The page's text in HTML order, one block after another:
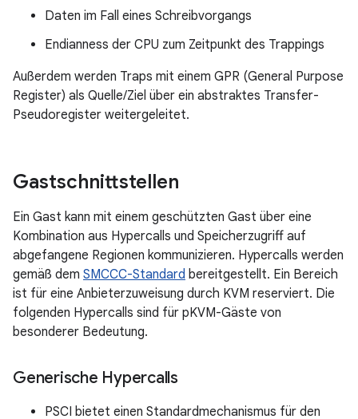
Daten im Fall eines Schreibvorgangs
Endianness der CPU zum Zeitpunkt des Trappings
Außerdem werden Traps mit einem GPR (General Purpose
Register) als Quelle/Ziel über ein abstraktes Transfer-
Pseudoregister weitergeleitet.
Gastschnittstellen
Ein Gast kann mit einem geschützten Gast über eine
Kombination aus Hypercalls und Speicherzugriff auf
abgefangene Regionen kommunizieren. Hypercalls werden
gemäß dem SMCCC-Standard bereitgestellt. Ein Bereich
ist für eine Anbieterzuweisung durch KVM reserviert. Die
folgenden Hypercalls sind für pKVM-Gäste von
besonderer Bedeutung.
Generische Hypercalls
PSCI bietet einen Standardmechanismus für den